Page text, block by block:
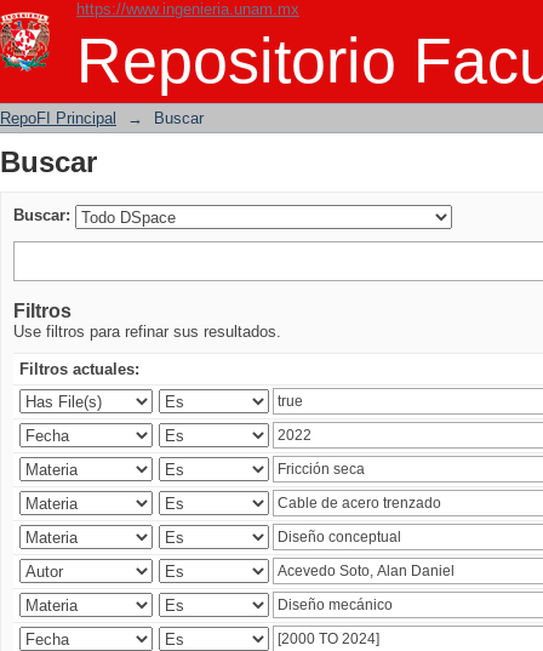
https://www.ingenieria.unam.mx
Repositorio
Buscar
RepoFI Principal → Buscar
Buscar
Buscar:
Filtros
Use filtros para refinar sus resultados.
Filtros actuales: